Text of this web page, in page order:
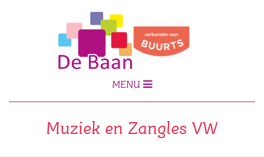
MENU
Muziek en Zangles VW